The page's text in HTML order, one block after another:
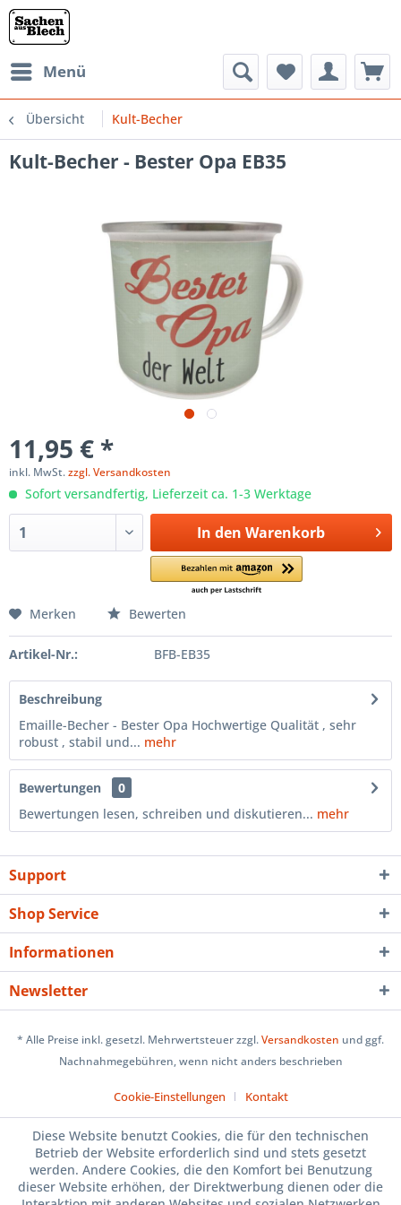
Menü
Übersicht Kult-Becher
Kult-Becher - Bester Opa EB35
11,95 € *
inkl. MwSt.zzgl. Versandkosten
Sofort versandfertig, Lieferzeit ca. 1-3 Werktage
In den Warenkorb
Merken Bewerten
Artikel-Nr.: BFB-EB35
Beschreibung
Emaille-Becher - Bester Opa Hochwertige Qualität , sehr
robust , stabil und... mehr
Bewertungen
0
Bewertungen lesen, schreiben und diskutieren... mehr
Support
Shop Service
Informationen
Newsletter
* Alle Preise inkl. gesetzl. Mehrwertsteuer zzgl.Versandkosten und ggf.
Nachnahmegebühren, wenn nicht anders beschrieben
Cookie-Einstellungen Kontakt
Diese Website benutzt Cookies, die für den technischen
Betrieb der Website erforderlich sind und stets gesetzt
werden. Andere Cookies, die den Komfort bei Benutzung
dieser Website erhöhen, der Direktwerbung dienen oder die